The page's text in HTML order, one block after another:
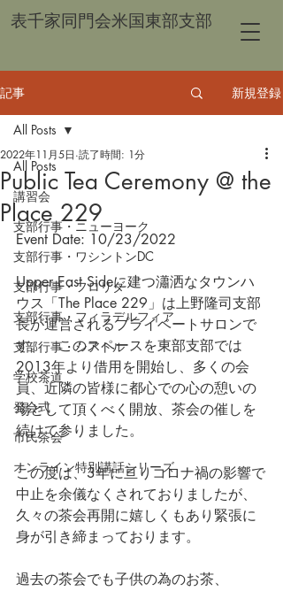
表千家同門会米国東部支部
記事 新規登録
All Posts
講習会
支部行事・ニューヨーク
支部行事・ワシントンDC
支部行事・フロリダ
支部行事・フィラデルフィア
支部行事・シアトル
学校茶道
発会式
市民茶会
オンライン特別講話シリーズ
All Posts
Public Tea Ceremony @ the
Place 229
2022年11月5日 読了時間: 1分
Event Date: 10/23/2022
Upper East Sideに建つ瀟洒なタウンハ
ウス「The Place 229」は上野隆司支部
長が運営されるプライベートサロンで
す。　このスペースを東部支部では
2013年より借用を開始し、多くの会
員、近隣の皆様に都心での心の憩いの
場として頂くべく開放、茶会の催しを
続けて参りました。
この度は、3年に亘りコロナ禍の影響で
中止を余儀なくされておりましたが、
久々の茶会再開に嬉しくもあり緊張に
身が引き締まっております。
過去の茶会でも子供の為のお茶、